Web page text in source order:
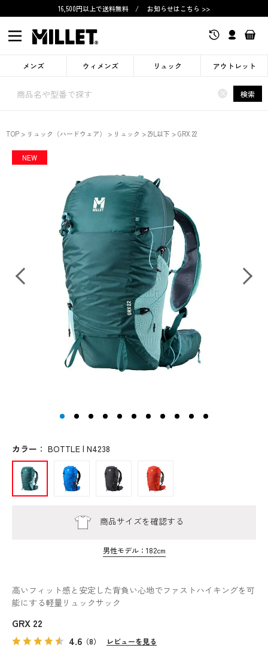
16,500円以上で送料無料 / お知らせはこちら >>
メンズ ウィメンズ リュック アウトレット
× 検索
TOP リュック（ハードウェア） リュック 29L以下 GRX 22
高いフィット感と安定した背負い心地でファストハイキングを可
能にする軽量リュックサック
GRX 22
4.6 （8） レビューを見る
NEW
カラー ： BOTTLE | N4238
商品サイズを確認する
男性モデル：182cm